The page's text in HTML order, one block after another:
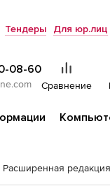
Тендеры Для юр.лиц
08-60
Сравнение
Расширенная редакция